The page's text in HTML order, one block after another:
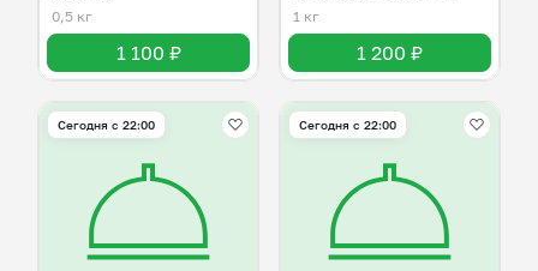
0,5 кг
1 100 ₽
1 кг
1 200 ₽
Сегодня с 22:00 Сегодня с 22:00